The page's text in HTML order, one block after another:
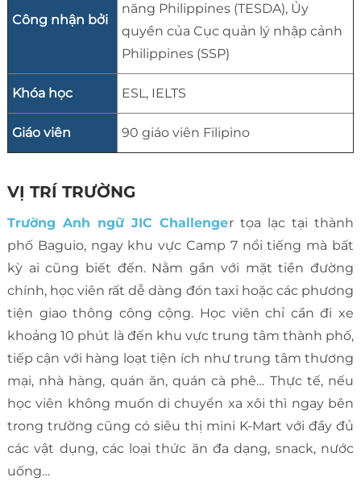
Công nhận bởi
năng Philippines (TESDA), Ủy
quyền của Cục quản lý nhập cảnh
Philippines (SSP)
Khóa học ESL, IELTS
Giáo viên 90 giáo viên Filipino
VỊ TRÍ TRƯỜNG
Trường Anh ngữ JIC Challenger tọa lạc tại thành
phố Baguio, ngay khu vực Camp 7 nổi tiếng mà bất
kỳ ai cũng biết đến. Nằm gần với mặt tiền đường
chính, học viên rất dễ dàng đón taxi hoặc các phương
tiện giao thông công cộng. Học viên chỉ cần đi xe
khoảng 10 phút là đến khu vực trung tâm thành phố,
tiếp cận với hàng loạt tiện ích như trung tâm thương
mại, nhà hàng, quán ăn, quán cà phê… Thực tế, nếu
học viên không muốn di chuyển xa xôi thì ngay bên
trong trường cũng có siêu thị mini K-Mart với đầy đủ
các vật dụng, các loại thức ăn đa dạng, snack, nước
uống…